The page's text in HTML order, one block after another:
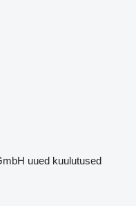
uued kuulutused